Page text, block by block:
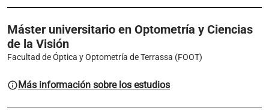
Máster universitario en Optometría y Ciencias
de la Visión
Facultad de Óptica y Optometría de Terrassa (FOOT)
Más información sobre los estudios